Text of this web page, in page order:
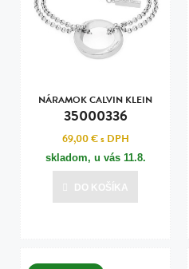
NÁRAMOK CALVIN KLEIN
35000336
69,00 €s DPH
skladom, u vás 11.8.
DO KOŠÍKA